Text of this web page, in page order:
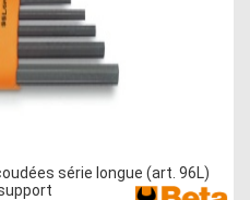
série longue (art. 96L)